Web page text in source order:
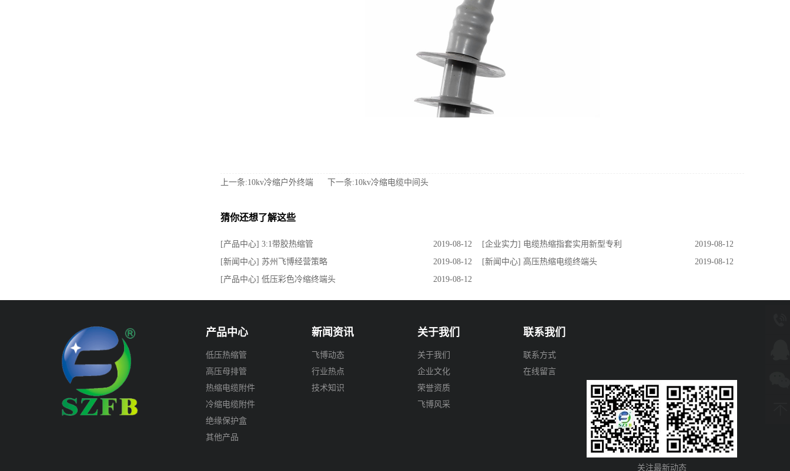
上一条:10kv冷缩户外终端 下一条:10kv冷缩电缆中间头
猜你还想了解这些
[产品中心] 3:1带胶热缩管 2019-08-12 [企业实力] 电缆热缩指套实用新型专利
2019-08-12
[新闻中心] 苏州飞博经营策略
2019-08-12 [新闻中心] 高压热缩电缆终端头
2019-08-12
[产品中心] 低压彩色冷缩终端头
2019-08-12
产品中心
低压热缩管
高压母排管
热缩电缆附件
冷缩电缆附件
绝缘保护盒
其他产品
新闻资讯
飞博动态
行业热点
技术知识
关于我们
关于我们
企业文化
荣誉资质
飞博风采
联系我们
联系方式
在线留言
关注最新动态